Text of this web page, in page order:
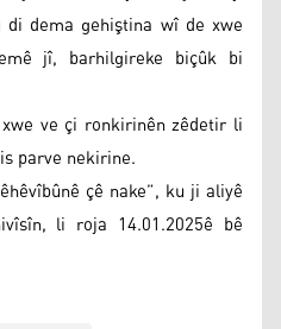
dema gehiştina wî de xwe
jî, barhilgireke biçûk bi
ve çi ronkirinên zêdetir li
parve nekirine.
çê nake”, ku ji aliyê
li roja 14.01.2025ê bê